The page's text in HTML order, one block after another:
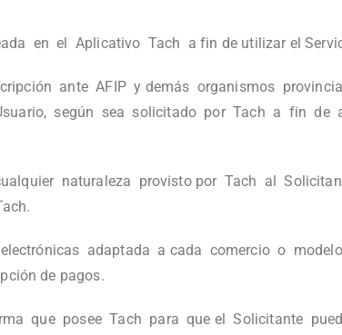
en el Aplicativo Tach a fin de utilizar el
ante AFIP y demás organismos
según sea solicitado por Tach a fin de
naturaleza provisto por Tach al
adaptada a cada comercio o
de pagos.
que posee Tach para que el Solicitante